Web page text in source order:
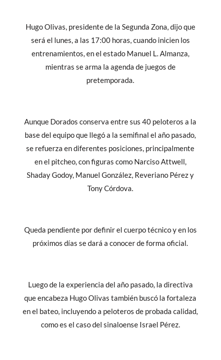
Hugo Olivas, presidente de la Segunda Zona, dijo que
será el lunes, a las 17:00 horas, cuando inicien los
entrenamientos, en el estado Manuel L. Almanza,
mientras se arma la agenda de juegos de
pretemporada.
Aunque Dorados conserva entre sus 40 peloteros a la
base del equipo que llegó a la semifinal el año pasado,
se refuerza en diferentes posiciones, principalmente
en el pitcheo, con figuras como Narciso Attwell,
Shaday Godoy, Manuel González, Reveriano Pérez y
Tony Córdova.
Queda pendiente por definir el cuerpo técnico y en los
próximos días se dará a conocer de forma oficial.
Luego de la experiencia del año pasado, la directiva
que encabeza Hugo Olivas también buscó la fortaleza
en el bateo, incluyendo a peloteros de probada calidad,
como es el caso del sinaloense Israel Pérez.